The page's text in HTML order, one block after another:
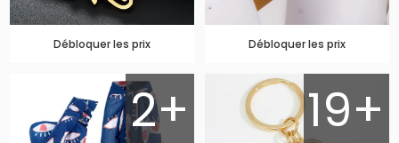
Débloquer les prix Débloquer les prix
2+ 19+